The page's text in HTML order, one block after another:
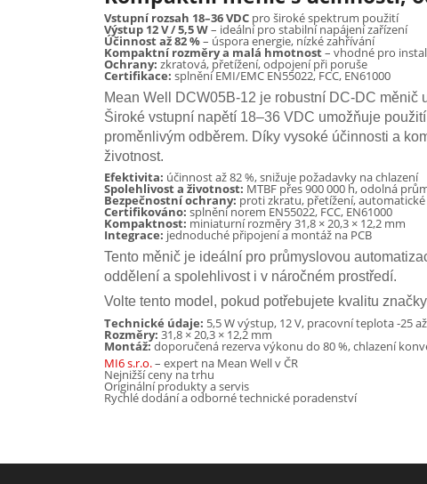
Vstupní rozsah 18–36 VDC pro široké spektrum použití
Výstup 12 V / 5,5 W– ideální pro stabilní napájení zařízení
Účinnost až 82 %– úspora energie, nízké zahřívání
Kompaktní rozměry a malá hmotnost– vhodné pro
Ochrany: zkratová, přetížení, odpojení při poruše
Certifikace: splnění EMI/EMC EN55022, FCC, EN61000
Mean Well DCW05B-12 je robustní DC-DC
Široké vstupní napětí 18–36 VDC umožňuje
proměnlivým odběrem. Díky vysoké účinnosti a
životnost.
Efektivita: účinnost až 82 %, snižuje požadavky na chlazení
Spolehlivost a životnost: MTBF přes 900 000 h, odolná
Bezpečnostní ochrany: proti zkratu, přetížení,
Certifikováno: splnění norem EN55022, FCC, EN61000
Kompaktnost: miniaturní rozměry 31,8 × 20,3 × 12,2 mm
Integrace: jednoduché připojení a montáž na PCB
Tento měnič je ideální pro průmyslovou
oddělení a spolehlivost i v náročném prostředí.
Volte tento model, pokud potřebujete kvalitu
Technické údaje: 5,5 W výstup, 12 V, pracovní teplota -25
Rozměry: 31,8 × 20,3 × 12,2 mm
Montáž:doporučená rezerva výkonu do 80 %, chlazení
MI6 s.r.o.– expert na Mean Well v ČR
Nejnižší ceny na trhu
Originální produkty a servis
Rychlé dodání a odborné technické poradenství